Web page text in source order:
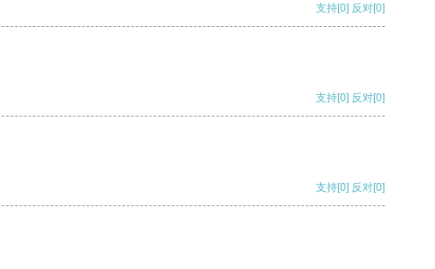
支持[0] 反对[0]
支持[0] 反对[0]
支持[0] 反对[0]